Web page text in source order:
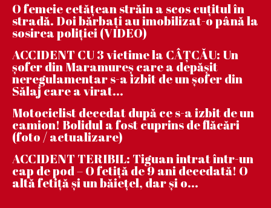
O femeie cetățean străin a scos cuțitul în
stradă. Doi bărbați au imobilizat-o până la
sosirea poliției (VIDEO)
ACCIDENT CU 3 victime la CÂȚCĂU: Un
șofer din Maramureș care a depășit
neregulamentar s-a izbit de un șofer din
Sălaj care a virat...
Motociclist decedat după ce s-a izbit de un
camion! Bolidul a fost cuprins de flăcări
(foto / actualizare)
ACCIDENT TERIBIL: Tiguan intrat într-un
cap de pod – O fetiță de 9 ani decedată! O
altă fetiță și un băiețel, dar și o...